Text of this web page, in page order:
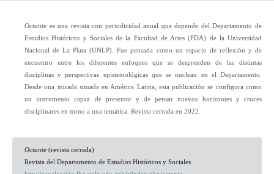
Octante es una revista con periodicidad anual que depende del Departamento de
Estudios Históricos y Sociales de la Facultad de Artes (FDA) de la Universidad
Nacional de La Plata (UNLP). Fue pensada como un espacio de reflexión y de
encuentro entre los diferentes enfoques que se desprenden de las distintas
disciplinas y perspectivas epistemológicas que se nuclean en el Departamento.
Desde una mirada situada en América Latina, esta publicación se configura como
un instrumento capaz de presentar y de pensar nuevos horizontes y cruces
disciplinares en torno a una temática. Revista cerrada en 2022.
Octante (revista cerrada)
Revista del Departamento de Estudios Históricos y Sociales